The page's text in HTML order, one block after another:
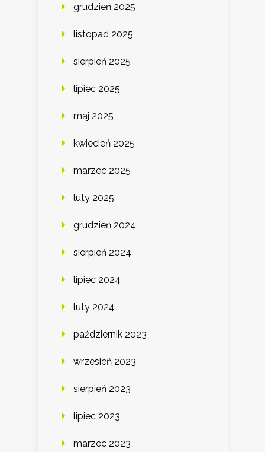
grudzień 2025
listopad 2025
sierpień 2025
lipiec 2025
maj 2025
kwiecień 2025
marzec 2025
luty 2025
grudzień 2024
sierpień 2024
lipiec 2024
luty 2024
październik 2023
wrzesień 2023
sierpień 2023
lipiec 2023
marzec 2023